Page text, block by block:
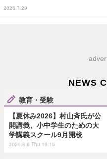
2026.7.29
NEWS
教育・受験
【夏休み2026】村山斉氏が公
開講義、小中学生のための大
学講義スクール9月開校
2026.8.6 Thu 19:15